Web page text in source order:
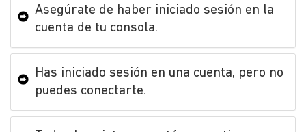
Asegúrate de haber iniciado sesión en la
cuenta de tu consola.
Has iniciado sesión en una cuenta, pero no
puedes conectarte.